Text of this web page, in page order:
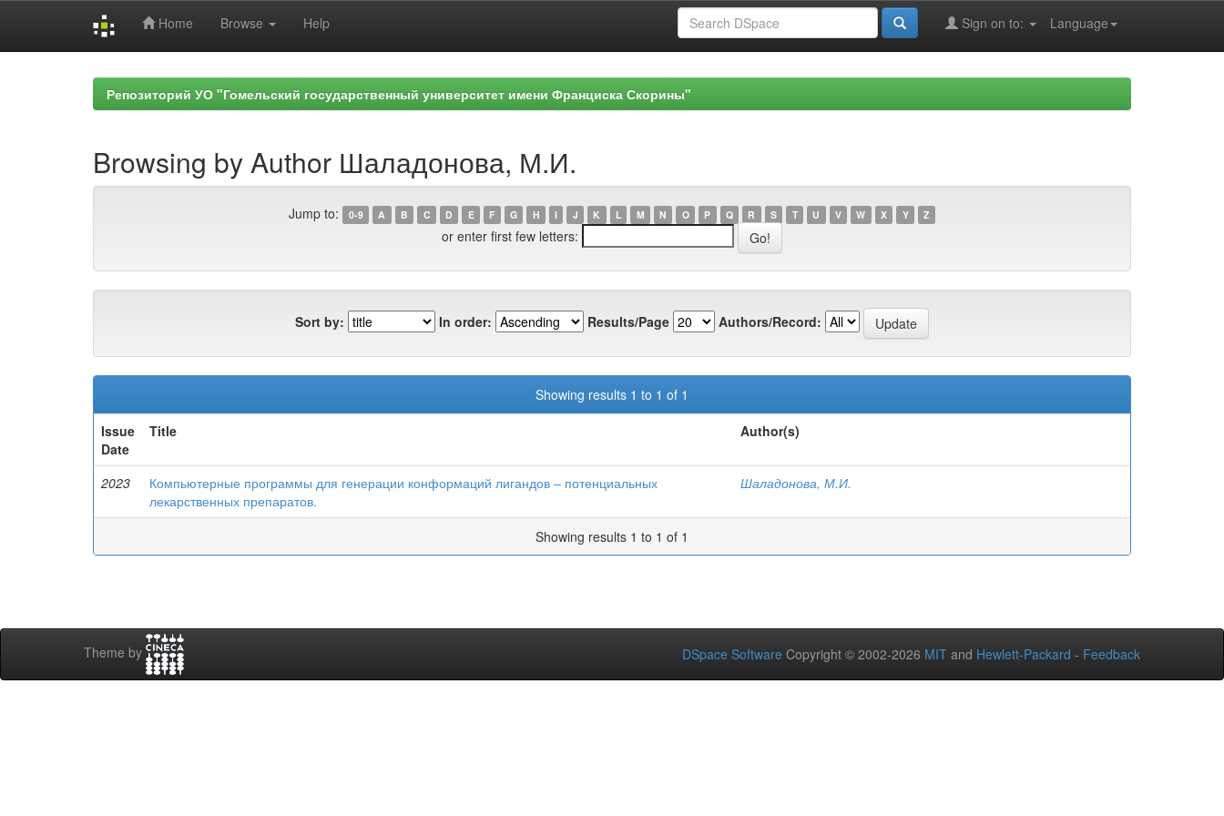
Home Browse Help Language
Sign on to:
Репозиторий УО "Гомельский государственный университет имени Франциска Скорины"
Browsing by Author Шаладонова, М.И.
Jump to: 0-9 A B C D E F G H I J K L M N O P Q R S T U V W X Y Z
or enter first few letters:
Sort by: In order: Results/Page Authors/Record:
Showing results 1 to 1 of 1
Issue
Date
Title Author(s)
2023
Компьютерные программы для генерации конформаций лигандов – потенциальных
лекарственных препаратов.
Шаладонова, М.И.
Showing results 1 to 1 of 1
Theme by DSpace Software Copyright © 2002-2026 MIT and Hewlett-Packard - Feedback